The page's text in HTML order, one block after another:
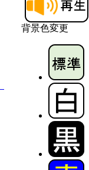
背景色変更